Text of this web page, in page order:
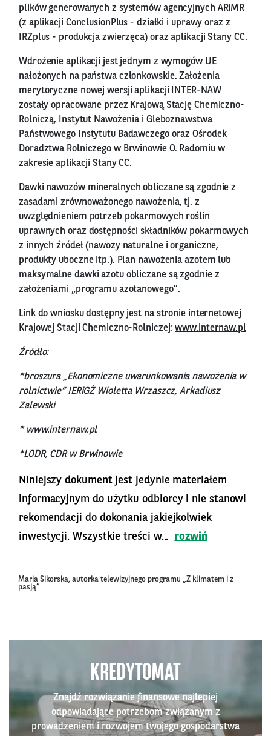
plików generowanych z systemów agencyjnych ARiMR
(z aplikacji ConclusionPlus - działki i uprawy oraz z
IRZplus - produkcja zwierzęca) oraz aplikacji Stany CC.
Wdrożenie aplikacji jest jednym z wymogów UE
nałożonych na państwa członkowskie. Założenia
merytoryczne nowej wersji aplikacji INTER-NAW
zostały opracowane przez Krajową Stację Chemiczno-
Rolniczą, Instytut Nawożenia i Gleboznawstwa
Państwowego Instytutu Badawczego oraz Ośrodek
Doradztwa Rolniczego w Brwinowie O. Radomiu w
zakresie aplikacji Stany CC.
Dawki nawozów mineralnych obliczane są zgodnie z
zasadami zrównoważonego nawożenia, tj. z
uwzględnieniem potrzeb pokarmowych roślin
uprawnych oraz dostępności składników pokarmowych
z innych źródeł (nawozy naturalne i organiczne,
produkty uboczne itp.). Plan nawożenia azotem lub
maksymalne dawki azotu obliczane są zgodnie z
założeniami „programu azotanowego”.
Link do wniosku dostępny jest na stronie internetowej
Krajowej Stacji Chemiczno-Rolniczej:www.internaw.pl
Źródło:
*broszura „Ekonomiczne uwarunkowania nawożenia w
rolnictwie” IERiGŻ Wioletta Wrzaszcz, Arkadiusz
Zalewski
* www.internaw.pl
*LODR, CDR w Brwinowie
Niniejszy dokument jest jedynie materiałem
informacyjnym do użytku odbiorcy i nie stanowi
rekomendacji do dokonania jakiejkolwiek
inwestycji. Wszystkie treści w...
rozwiń
Maria Sikorska, autorka telewizyjnego programu „Z klimatem i z
pasją”
KREDYTOMAT
Znajdź rozwiązanie finansowe najlepiej
odpowiadające potrzebom związanym z
prowadzeniem i rozwojem twojego gospodarstwa